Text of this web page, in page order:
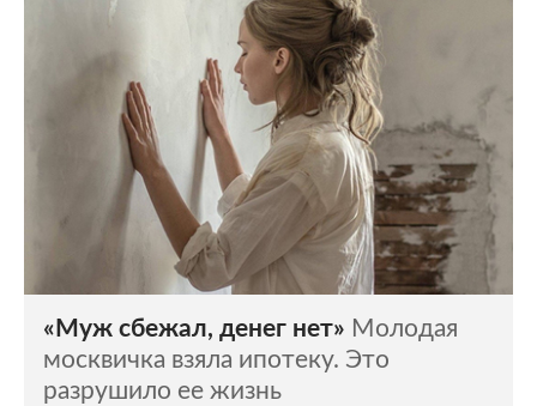
«Муж сбежал, денег нет» Молодая
москвичка взяла ипотеку. Это
разрушило ее жизнь